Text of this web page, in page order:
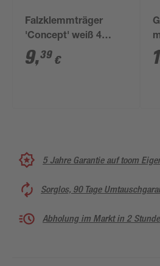
Falzklemmträger
'Concept' weiß 4
Stück
9,39 €
5 Jahre Garantie auf toom
Sorglos, 90 Tage
Abholung im Markt in 2